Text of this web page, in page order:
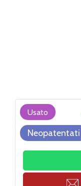
Usato
Neopatentati